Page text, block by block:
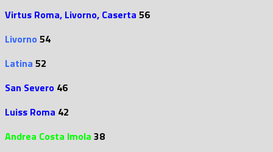
Virtus Roma, Livorno, Caserta 56
Livorno 54
Latina 52
San Severo 46
Luiss Roma 42
Andrea Costa Imola 38